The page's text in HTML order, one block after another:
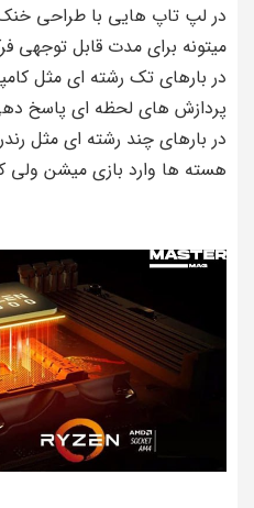
در لپ تاپ هایی با طراحی
میتونه برای مدت قابل توجهی
در بارهای تک رشته ای مثل
پردازش های لحظه ای پاسخ
در بارهای چند رشته ای مثل
هسته ها وارد بازی میشن ولی